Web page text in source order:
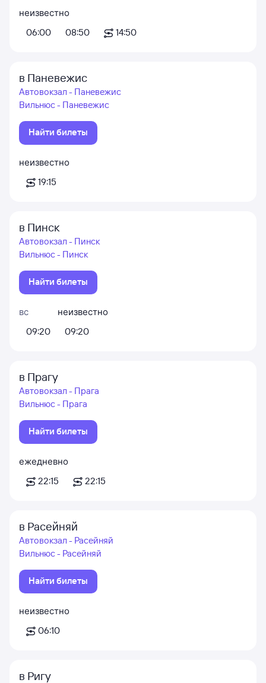
неизвестно
06:00
08:50 14:50
в Паневежис
Автовокзал - Паневежис
Вильнюс - Паневежис
Найти билеты
неизвестно
19:15
в Пинск
Автовокзал - Пинск
Вильнюс - Пинск
Найти билеты
вс
09:20
неизвестно
09:20
в Прагу
Автовокзал - Прага
Вильнюс - Прага
Найти билеты
ежедневно
22:15
22:15
в Расейняй
Автовокзал - Расейняй
Вильнюс - Расейняй
Найти билеты
неизвестно
06:10
в Ригу